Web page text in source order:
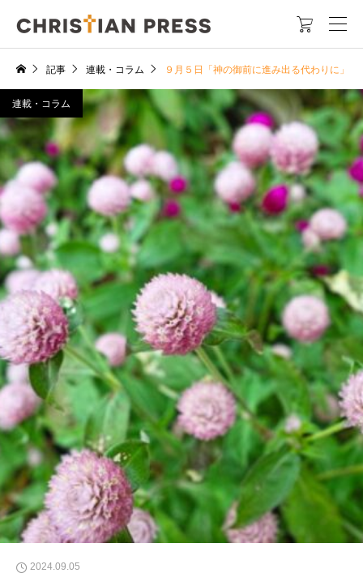

記事 連載・コラム ９月５日「神の御前に進み出る代わりに」
連載・コラム
2024.09.05